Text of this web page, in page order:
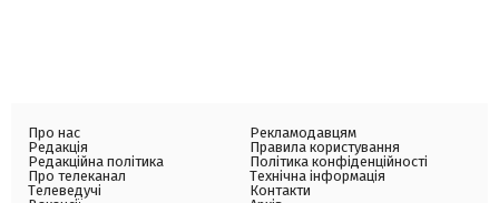
Про нас
Редакція
Редакційна політика
Про телеканал
Телеведучі
Рекламодавцям
Правила користування
Політика конфіденційності
Технічна інформація
Контакти